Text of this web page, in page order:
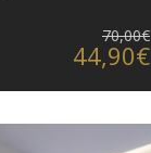
70,00€
44,90€